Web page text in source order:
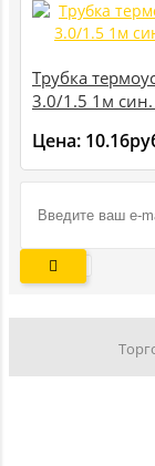
Трубка
3.0/1.5 1м
Цена: